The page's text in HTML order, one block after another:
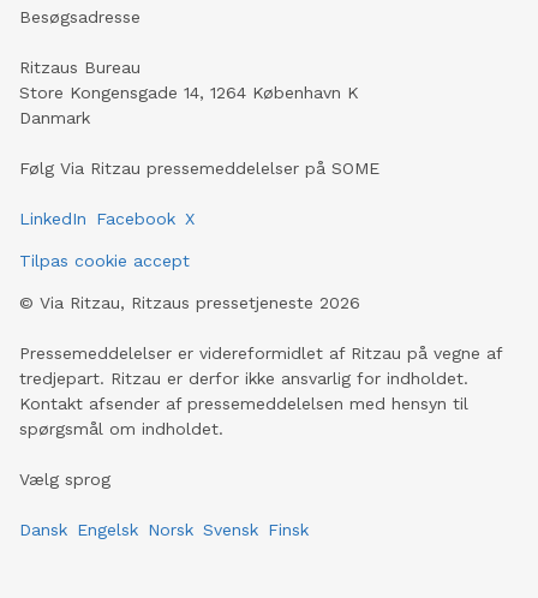
Besøgsadresse
Ritzaus Bureau
Store Kongensgade 14, 1264 København K
Danmark
Følg Via Ritzau pressemeddelelser på SOME
LinkedIn Facebook X
Tilpas cookie accept
© Via Ritzau, Ritzaus pressetjeneste 2026
Pressemeddelelser er videreformidlet af Ritzau på vegne af
tredjepart. Ritzau er derfor ikke ansvarlig for indholdet.
Kontakt afsender af pressemeddelelsen med hensyn til
spørgsmål om indholdet.
Vælg sprog
Dansk Engelsk Norsk Svensk Finsk